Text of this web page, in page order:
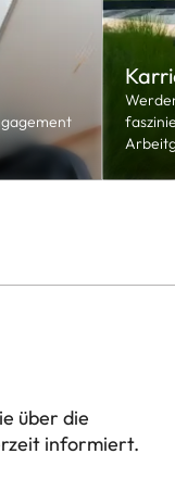
über die
informiert.